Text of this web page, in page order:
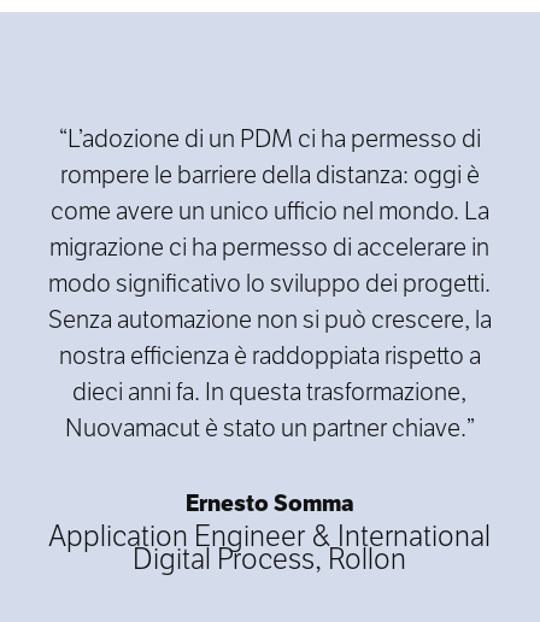
“L’adozione di un PDM ci ha permesso di
rompere le barriere della distanza: oggi è
come avere un unico ufficio nel mondo. La
migrazione ci ha permesso di accelerare in
modo significativo lo sviluppo dei progetti.
Senza automazione non si può crescere, la
nostra efficienza è raddoppiata rispetto a
dieci anni fa. In questa trasformazione,
Nuovamacut è stato un partner chiave.”
Ernesto Somma
Application Engineer & International
Digital Process, Rollon